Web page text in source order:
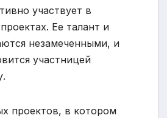
участвует в
Ее талант и
незамеченными, и
участницей
проектов, в котором